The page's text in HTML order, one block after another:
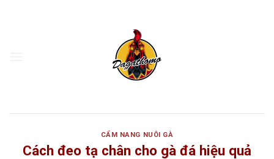
CẨM NANG NUÔI GÀ
Cách đeo tạ chân cho gà đá hiệu quả